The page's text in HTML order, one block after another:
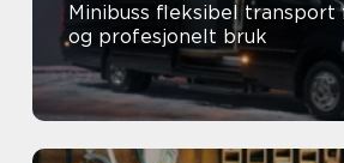
Minibuss fleksibel transport for hverdag
og profesjonelt bruk